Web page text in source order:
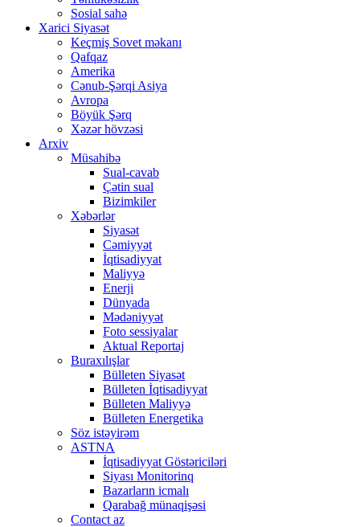
Sosial sahə
Xarici Siyasət
Keçmiş Sovet məkanı
Qafqaz
Amerika
Cənub-Şərqi Asiya
Avropa
Böyük Şərq
Xəzər hövzəsi
Arxiv
Müsahibə
Sual-cavab
Çətin sual
Bizimkiler
Xəbərlər
Siyasət
Cəmiyyət
İqtisadiyyat
Maliyyə
Enerji
Dünyada
Mədəniyyət
Foto sessiyalar
Aktual Reportaj
Buraxılışlar
Bülleten Siyasət
Bülleten İqtisadiyyat
Bülleten Maliyyə
Bülleten Energetika
Söz istəyirəm
ASTNA
İqtisadiyyat Göstəriciləri
Siyası Monitorinq
Bazarların icmalı
Qarabağ münaqişəsi
Contact az